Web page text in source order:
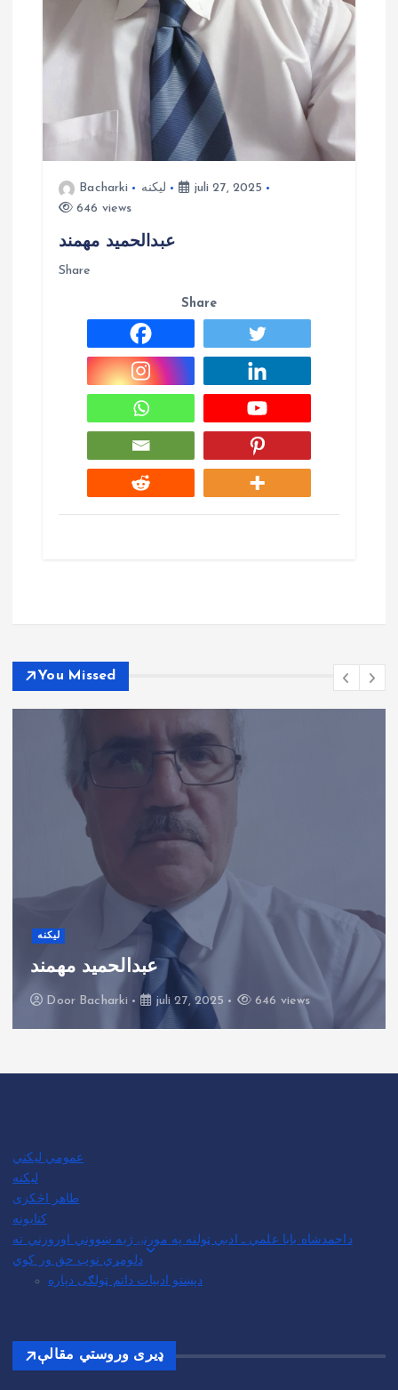
Bacharki لیکنه
juli 27, 2025
646 views
عبدالحمید مهمند
Share
Share
You Missed
لیکنه
اعتدال لاره
Door Bacharki juli 27, 2025 580 views
عمومي لیکني
لیکنه
طاهر اڅکزی
کتابونه
داحمدشاه بابا علمي ـ ادبي ټولنه په مورنۍ ژبه ښووني اوروزني ته
دلومړي توب حق ور کوي
دپښتو ادبیات داتم ټولګی دپاره
ډیری وروستي مقالې